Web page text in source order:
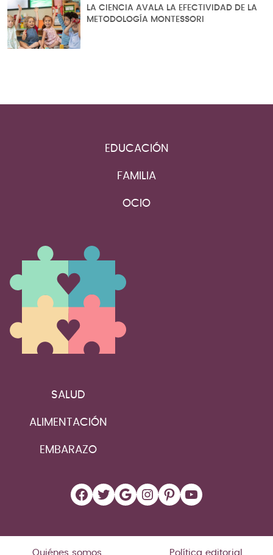
LA CIENCIA AVALA LA EFECTIVIDAD DE LA
METODOLOGÍA MONTESSORI
EDUCACIÓN
FAMILIA
OCIO
SALUD
ALIMENTACIÓN
EMBARAZO
Facebook
Twitter
Google
Instagram
Pinterest
YouTube
Quiénes somos Política editorial